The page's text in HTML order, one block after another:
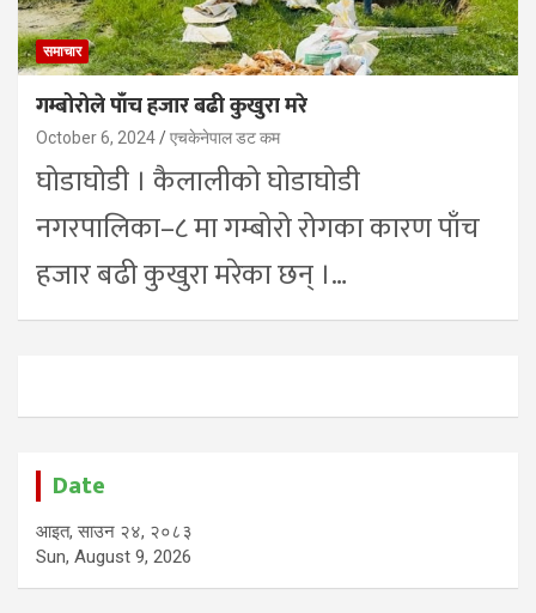
समाचार
गम्बोरोले पाँच हजार बढी कुखुरा मरे
October 6, 2024 एचकेनेपाल डट कम
घोडाघोडी । कैलालीको घोडाघोडी
नगरपालिका–८ मा गम्बोरो रोगका कारण पाँच
हजार बढी कुखुरा मरेका छन् ।…
Date
आइत, साउन २४, २०८३
Sun, August 9, 2026